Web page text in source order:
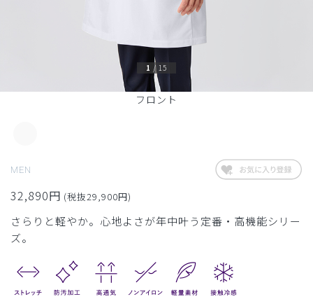
フロント
1 / 15
MEN
32,890円 (税抜29,900円)
さらりと軽やか。心地よさが年中叶う定番・高機能シリー
ズ。